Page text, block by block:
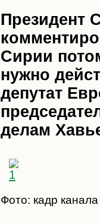
Президент
Сирии
нужно
депутат
делам
Фото: кадр